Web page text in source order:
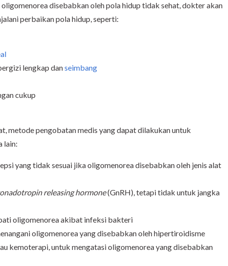
oligomenorea disebabkan oleh pola hidup tidak sehat, dokter akan
perbaikan pola hidup, seperti:
lengkap danseimbang
cukup
metode pengobatan medis yang dapat dilakukan untuk
lain:
yang tidak sesuai jika oligomenorea disebabkan oleh jenis alat
releasing hormone(GnRH), tetapi tidak untuk jangka
oligomenorea akibat infeksi bakteri
oligomenorea yang disebabkan oleh hipertiroidisme
kemoterapi, untuk mengatasi oligomenorea yang disebabkan